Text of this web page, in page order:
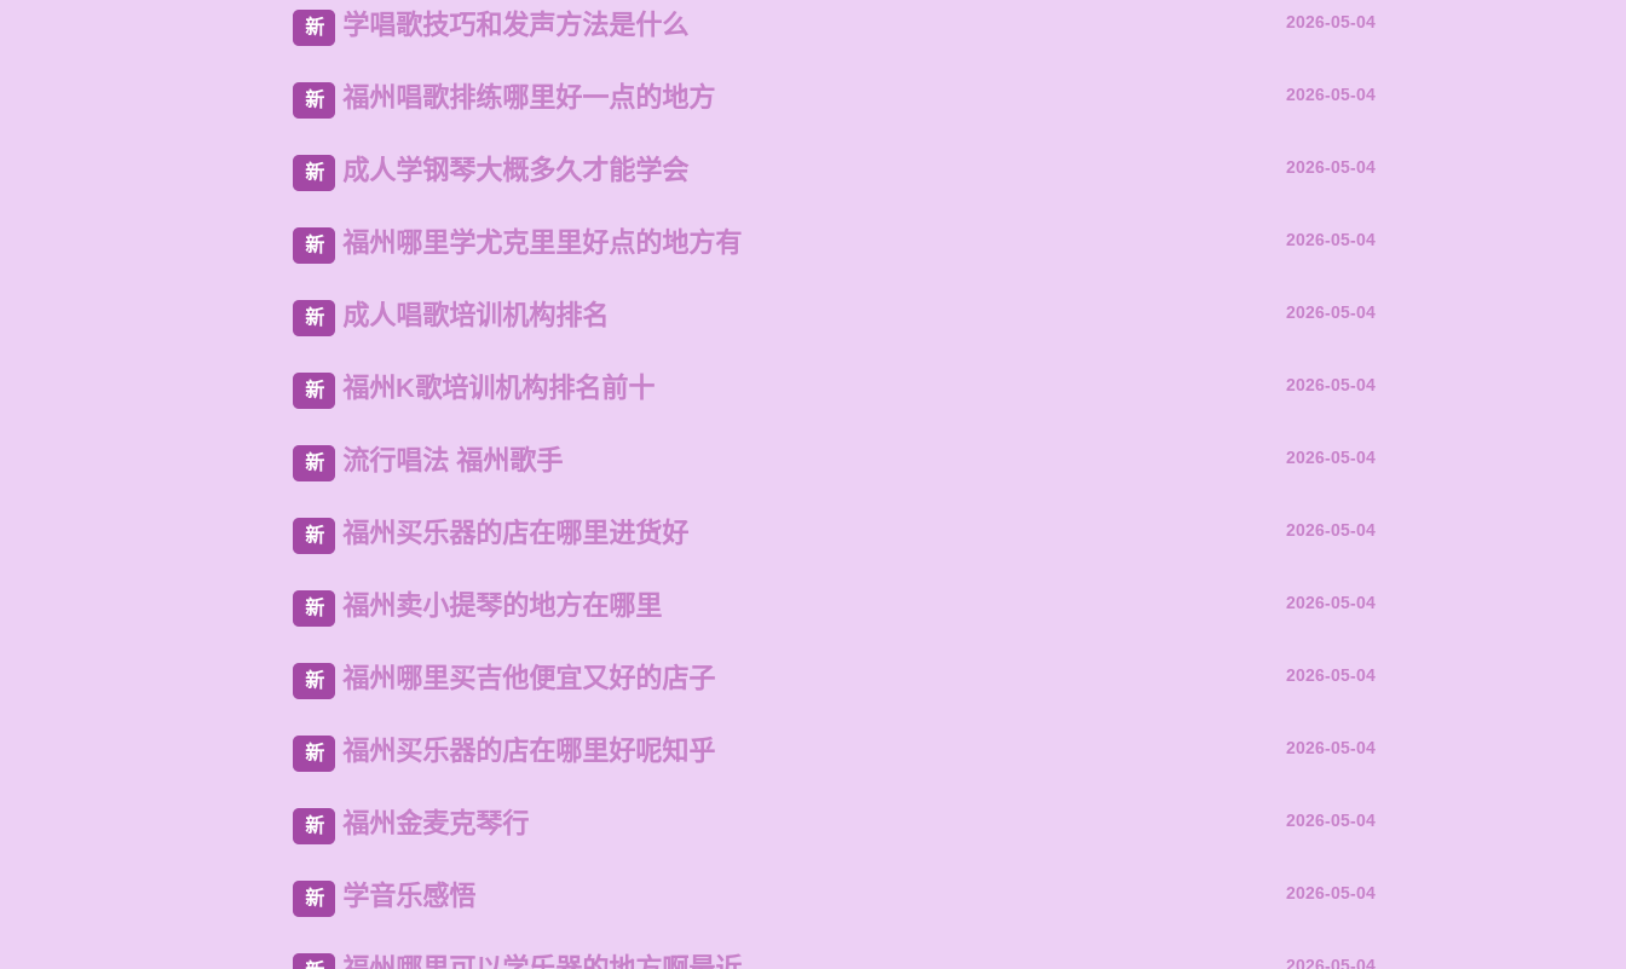
新 学唱歌技巧和发声方法是什么 2026-05-04
新 福州唱歌排练哪里好一点的地方 2026-05-04
新 成人学钢琴大概多久才能学会 2026-05-04
新 福州哪里学尤克里里好点的地方有 2026-05-04
新 成人唱歌培训机构排名 2026-05-04
新 福州K歌培训机构排名前十 2026-05-04
新 流行唱法 福州歌手 2026-05-04
新 福州买乐器的店在哪里进货好 2026-05-04
新 福州卖小提琴的地方在哪里 2026-05-04
新 福州哪里买吉他便宜又好的店子 2026-05-04
新 福州买乐器的店在哪里好呢知乎 2026-05-04
新 福州金麦克琴行 2026-05-04
新 学音乐感悟 2026-05-04